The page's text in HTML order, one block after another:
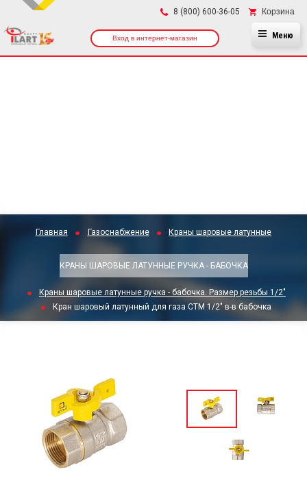
8 (800) 600-36-05 Корзина
Вход в интернет-магазин Меню
Главная Газоснабжение Краны шаровые латунные
КРАНЫ ШАРОВЫЕ ЛАТУННЫЕ РУЧКА - БАБОЧКА
Краны шаровые латунные ручка - бабочка. Размер резьбы 1/2"
Кран шаровый латунный для газа СТМ 1/2" в-в бабочка
×